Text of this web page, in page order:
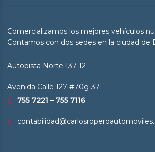
Comercializamos los mejores vehículos
Contamos con dos sedes en la ciudad de
Autopista Norte 137-12
Avenida Calle 127 #70g-37
755 7221 – 755 7116